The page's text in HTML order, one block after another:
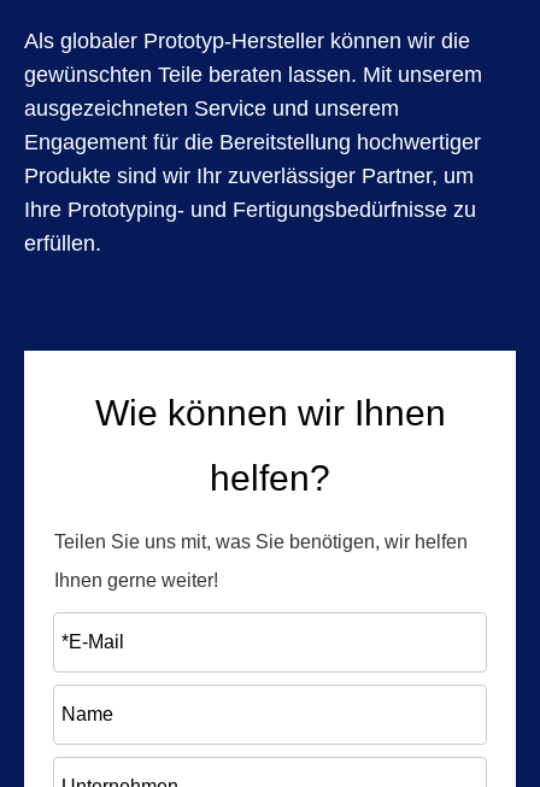
Als globaler Prototyp-Hersteller können wir die
gewünschten Teile beraten lassen. Mit unserem
ausgezeichneten Service und unserem
Engagement für die Bereitstellung hochwertiger
Produkte sind wir Ihr zuverlässiger Partner, um
Ihre Prototyping- und Fertigungsbedürfnisse zu
erfüllen.
Wie können wir Ihnen
helfen?
Teilen Sie uns mit, was Sie benötigen, wir helfen
Ihnen gerne weiter!